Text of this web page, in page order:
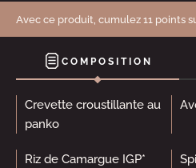
Avec ce produit, cumulez 11 points
COMPOSITION
Crevette croustillante au
panko
Riz de Camargue IGP*